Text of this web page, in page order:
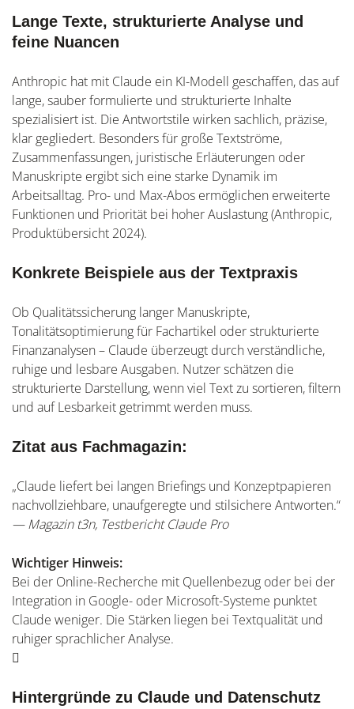
Lange Texte, strukturierte Analyse und
feine Nuancen
Anthropic hat mit Claude ein KI-Modell geschaffen, das auf
lange, sauber formulierte und strukturierte Inhalte
spezialisiert ist. Die Antwortstile wirken sachlich, präzise,
klar gegliedert. Besonders für große Textströme,
Zusammenfassungen, juristische Erläuterungen oder
Manuskripte ergibt sich eine starke Dynamik im
Arbeitsalltag. Pro- und Max-Abos ermöglichen erweiterte
Funktionen und Priorität bei hoher Auslastung (Anthropic,
Produktübersicht 2024).
Konkrete Beispiele aus der Textpraxis
Ob Qualitätssicherung langer Manuskripte,
Tonalitätsoptimierung für Fachartikel oder strukturierte
Finanzanalysen – Claude überzeugt durch verständliche,
ruhige und lesbare Ausgaben. Nutzer schätzen die
strukturierte Darstellung, wenn viel Text zu sortieren, filtern
und auf Lesbarkeit getrimmt werden muss.
Zitat aus Fachmagazin:
„Claude liefert bei langen Briefings und Konzeptpapieren
nachvollziehbare, unaufgeregte und stilsichere Antworten.“
— Magazin t3n, Testbericht Claude Pro
Wichtiger Hinweis:
Bei der Online-Recherche mit Quellenbezug oder bei der
Integration in Google- oder Microsoft-Systeme punktet
Claude weniger. Die Stärken liegen bei Textqualität und
ruhiger sprachlicher Analyse.
Hintergründe zu Claude und Datenschutz